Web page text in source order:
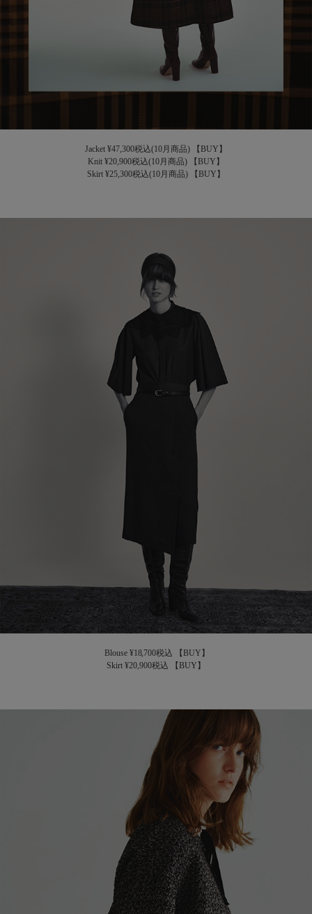
Jacket ¥47,300税込(10月商品)
【BUY】
Knit ¥20,900税込(10月商品)
【BUY】
Skirt ¥25,300税込(10月商品)
【BUY】
Blouse ¥18,700税込
【BUY】
Skirt ¥20,900税込
【BUY】